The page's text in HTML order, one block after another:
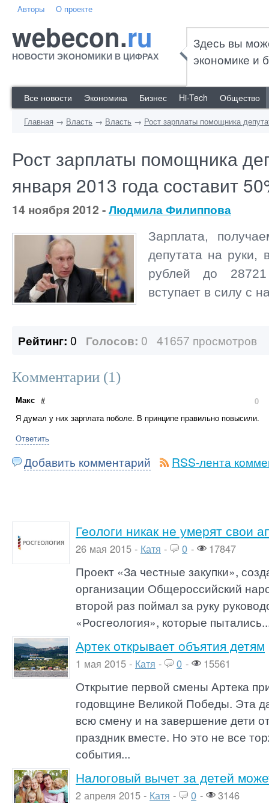
Авторы О проекте
webecon.ru
НОВОСТИ ЭКОНОМИКИ В ЦИФРАХ
Здесь вы
экономике и
Все новости Экономика Бизнес Hi-Tech Общество
Главная → Власть → Власть → Рост зарплаты помощника
Рост зарплаты помощника
января 2013 года составит
14 ноября 2012 -Людмила Филиппова
Зарплата,
депутата на руки,
рублей до
вступает в силу с
Рейтинг: 0 Голосов: 0 41657 просмотров
Комментарии (1)
Макс #
0
Я думал у них зарплата поболе. В принципе правильно повысили.
Ответить
Добавить комментарий RSS-лента
Геологи никак не умерят свои
26 мая 2015 - Катя - 0 - 17847
Проект «За честные закупки»,
организации Общероссийский
второй раз поймал за руку
«Росгеология», которые
Артек открывает объятия детям
1 мая 2015 - Катя - 0 - 15561
Открытие первой смены Артека
годовщине Великой Победы. Эта
всю смену и на завершение дети
праздник вместе. Но это не все
события...
Налоговый вычет за детей
2 апреля 2015 - Катя - 0 - 3146